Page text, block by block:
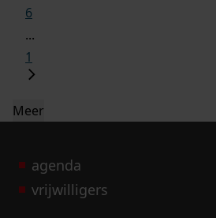
6
...
1
Meer
agenda
vrijwilligers